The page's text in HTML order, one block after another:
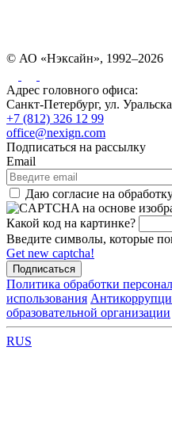
© АО «Нэксайн», 1992–2026
Адрес головного офиса:
Санкт-Петербург, ул.
+7 (812) 326 12 99
office@nexign.com
Подписаться на рассылку
Email
Даю согласие на
Какой код на картинке?
Введите символы, которые
Get new captcha!
Политика обработки
использования
образовательной организации
RUS